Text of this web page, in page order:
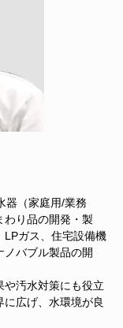
器（家庭用/業務
わり品の開発・製
LPガス、住宅設備機
バブル製品の開
汚水対策にも役立
広げ、水環境が良